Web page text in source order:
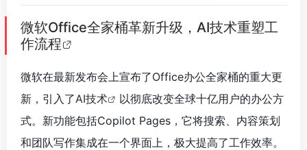
微软Office全家桶革新升级，AI技术重塑工
作流程
微软在最新发布会上宣布了Office办公全家桶的重大更
新，引入了AI技术
以彻底改变全球十亿用户的办公方
式。新功能包括Copilot Pages，它将搜索、内容策划
和团队写作集成在一个界面上，极大提高了工作效率。